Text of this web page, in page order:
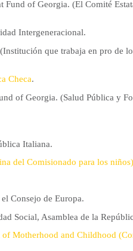
of Georgia. (El Comité
Intergeneracional.
(Institución que trabaja en pro de
Checa.
of Georgia. (Salud Pública y
Italiana.
del Comisionado para los niños)
Consejo de Europa.
Social, Asamblea de la
Motherhood and Childhood